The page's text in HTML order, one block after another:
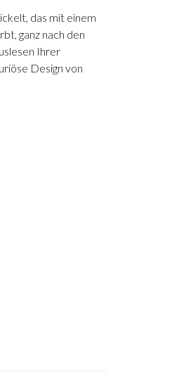
das mit einem
ganz nach den
Ihrer
Design von